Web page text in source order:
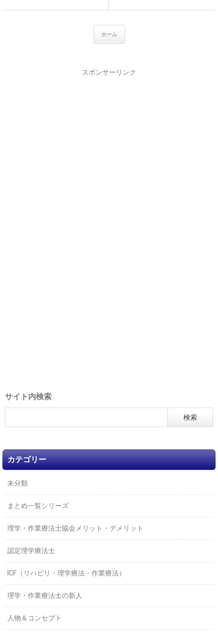
ホーム
スポンサーリンク
サイト内検索
カテゴリー
未分類
まとめ一覧シリーズ
理学・作業療法士協会メリット・デメリット
認定理学療法士
ICF（リハビリ・理学療法・作業療法）
理学・作業療法士の新人
人物＆コンセプト